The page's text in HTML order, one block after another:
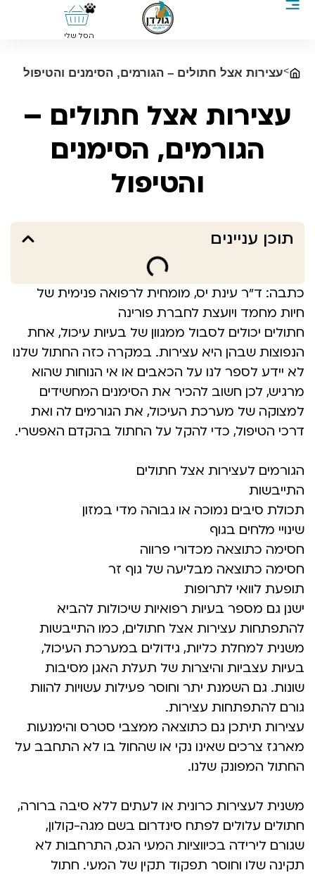
0
הסל שלי
>עצירות אצל חתולים – הגורמים, הסימנים והטיפול
עצירות אצל חתולים –
הגורמים, הסימנים
והטיפול
תוכן עניינים
כתבה: ד”ר עינת יס, מומחית לרפואה פנימית של
חיות מחמד ויועצת לחברת פורינה
חתולים יכולים לסבול ממגוון של בעיות עיכול, אחת
הנפוצות שבהן היא עצירות. במקרה כזה החתול שלנו
לא יידע לספר לנו על הכאבים או אי הנוחות שהוא
מרגיש, לכן חשוב להכיר את הסימנים המחשידים
למצוקה של מערכת העיכול, את הגורמים לה ואת
דרכי הטיפול, כדי להקל על החתול בהקדם האפשרי.
הגורמים לעצירות אצל חתולים
התייבשות
תכולת סיבים נמוכה או גבוהה מדי במזון
שינויי מלחים בגוף
חסימה כתוצאה מכדורי פרווה
חסימה כתוצאה מבליעה של גוף זר
תופעת לוואי לתרופות
ישנן גם מספר בעיות רפואיות שיכולות להביא
להתפתחות עצירות אצל חתולים, כמו התייבשות
משנית למחלת כליות, גידולים במערכת העיכול,
בעיות עצביות והיצרות של תעלת האגן מסיבות
שונות. גם השמנת יתר וחוסר פעילות עשויות להוות
גורם להתפתחות עצירות.
עצירות תיתכן גם כתוצאה ממצבי סטרס והימנעות
מארגז צרכים שאינו נקי או שהחול בו לא התחבב על
החתול המפונק שלנו.
משנית לעצירות כרונית או לעתים ללא סיבה ברורה,
חתולים עלולים לפתח סינדרום בשם מגה-קולון,
שגורם לירידה בכיווציות המעי הגס, התרחבות לא
תקינה שלו וחוסר תפקוד תקין של המעי. חתול